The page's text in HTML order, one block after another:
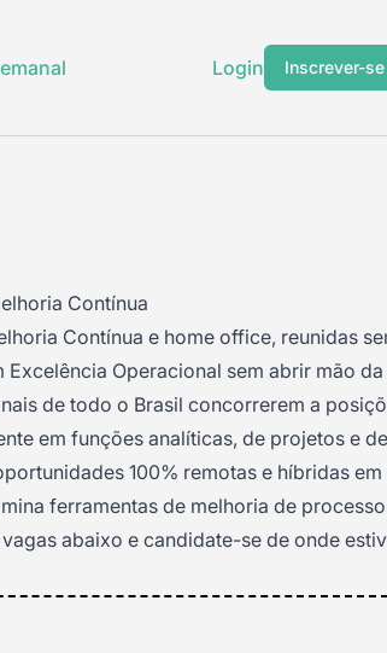
Login Inscrever-se
Contínua
Contínua e home office, reunidas
Excelência Operacional sem abrir mão
de todo o Brasil concorrerem a
em funções analíticas, de projetos e
100% remotas e híbridas
ferramentas de melhoria de
abaixo e candidate-se de onde